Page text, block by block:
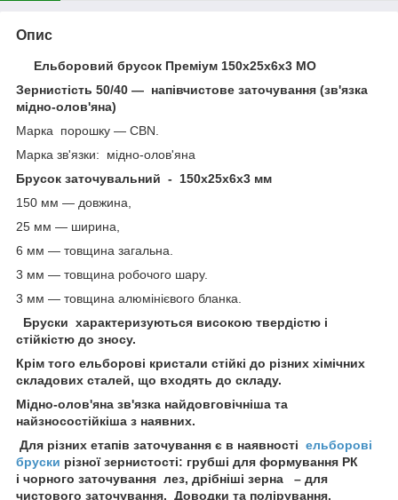
Опис
Ельборовий брусок Преміум 150х25х6х3 МО
Зернистість 50/40 — напівчистове заточування (зв'язка
мідно-олов'яна)
Марка порошку — СBN.
Марка зв'язки: мідно-олов'яна
Брусок заточувальний - 150х25х6х3 мм
150 мм — довжина,
25 мм — ширина,
6 мм — товщина загальна.
3 мм — товщина робочого шару.
3 мм — товщина алюмінієвого бланка.
Бруски характеризуються високою твердістю і
стійкістю до зносу.
Крім того ельборові кристали стійкі до різних хімічних
складових сталей, що входять до складу.
Мідно-олов'яна зв'язка найдовговічніша та
найзносостійкіша з наявних.
Для різних етапів заточування є в наявності ельборові
бруски різної зернистості: грубші для формування РК
і чорного заточування лез, дрібніші зерна – для
чистового заточування, Доводки та полірування.